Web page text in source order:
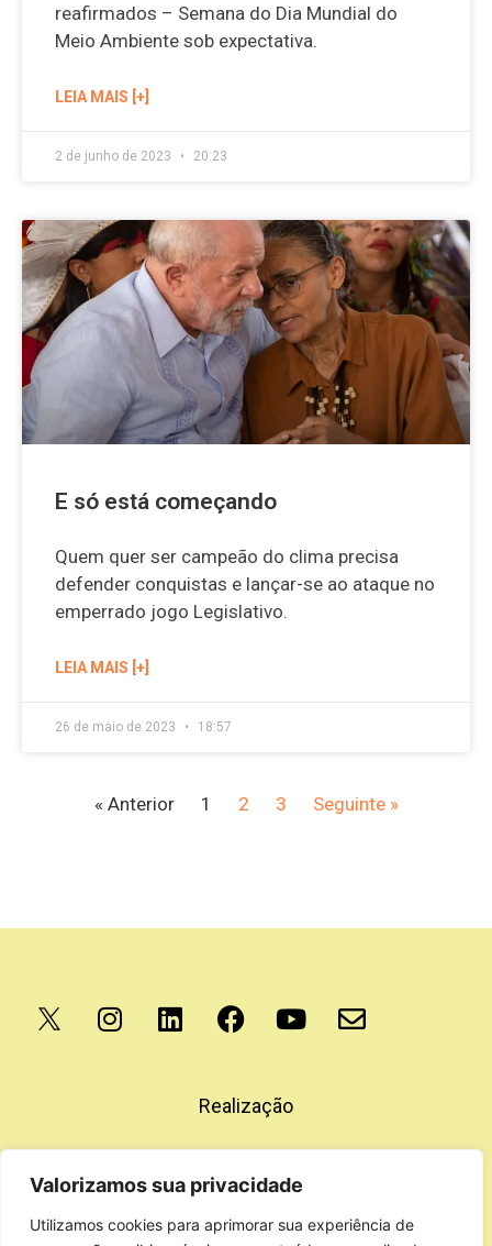
Valorizamos sua privacidade
Utilizamos cookies para aprimorar sua experiência de
reafirmados – Semana do Dia Mundial do
Meio Ambiente sob expectativa.
LEIA MAIS [+]
2 de junho de 2023 20:23
E só está começando
Quem quer ser campeão do clima precisa
defender conquistas e lançar-se ao ataque no
emperrado jogo Legislativo.
LEIA MAIS [+]
26 de maio de 2023 18:57
« Anterior 1 2 3 Seguinte »
Realização